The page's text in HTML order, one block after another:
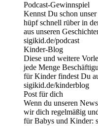
Podcast-Gewinnspiel
Kennst Du schon
hüpf schnell rüber in
aus unseren
sigikid.de/podcast
Kinder-Blog
Diese und weitere
jede Menge
für Kinder findest Du
⁠sigikid.de/kinderblog
Post für dich
Wenn du unseren
wir dich regelmäßig
für Babys und Kinder: